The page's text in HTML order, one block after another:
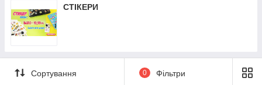
СТІКЕРИ
Сортування 0 Фільтри